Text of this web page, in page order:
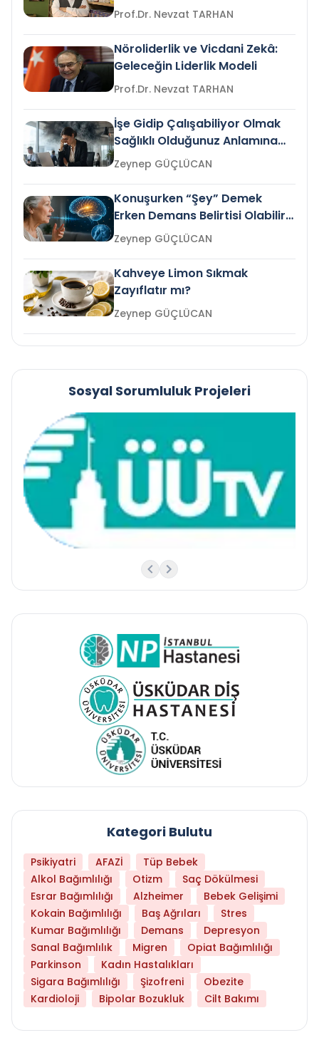
Prof.Dr. Nevzat TARHAN
Nöroliderlik ve Vicdani Zekâ:
Geleceğin Liderlik Modeli
Prof.Dr. Nevzat TARHAN
İşe Gidip Çalışabiliyor Olmak
Sağlıklı Olduğunuz Anlamına
Gelir mi?Zeynep GÜÇLÜCAN
Konuşurken “Şey” Demek
Erken Demans Belirtisi Olabilir
mi?
Zeynep GÜÇLÜCAN
Kahveye Limon Sıkmak
Zayıflatır mı?
Zeynep GÜÇLÜCAN
Sosyal Sorumluluk Projeleri
Kategori Bulutu
Psikiyatri AFAZİ
Tüp Bebek
Alkol Bağımlılığı
Otizm
Saç Dökülmesi
Esrar Bağımlılığı
Alzheimer
Bebek Gelişimi
Kokain Bağımlılığı
Baş Ağrıları
Stres
Kumar Bağımlılığı
Demans
Depresyon
Sanal Bağımlılık
Migren
Opiat Bağımlılığı
Parkinson
Kadın Hastalıkları
Sigara Bağımlılığı
Şizofreni
Obezite
Kardioloji
Bipolar Bozukluk Cilt Bakımı